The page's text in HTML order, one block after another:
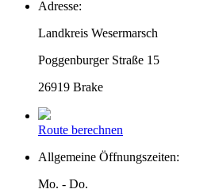
Adresse:
Landkreis Wesermarsch
Poggenburger Straße 15
26919 Brake
Route berechnen
Allgemeine Öffnungszeiten:
Mo. - Do.